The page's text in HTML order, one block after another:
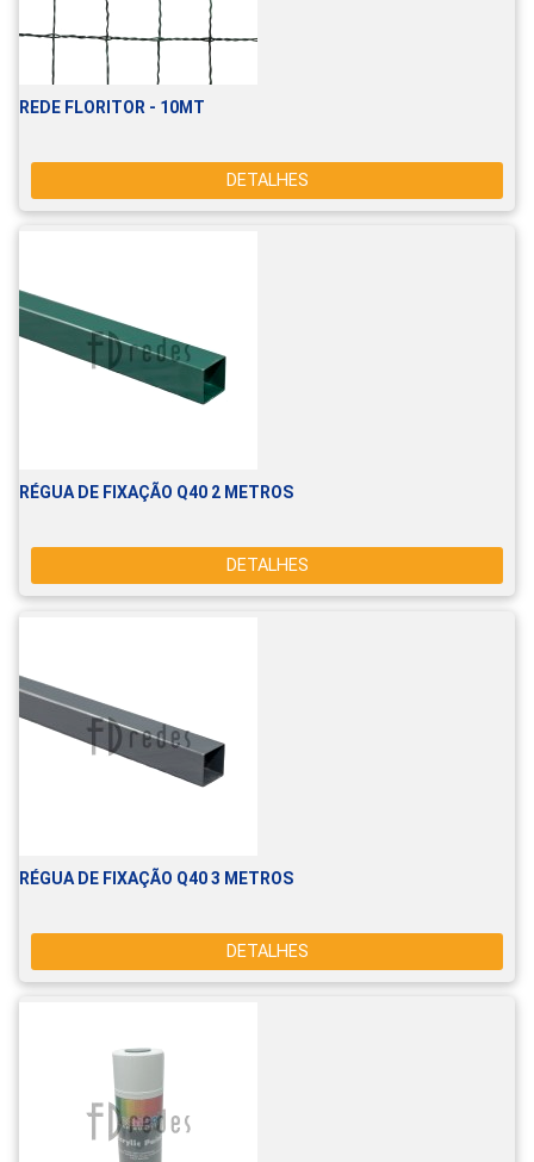
REDE FLORITOR - 10MT
DETALHES
RÉGUA DE FIXAÇÃO Q40 2 METROS
DETALHES
RÉGUA DE FIXAÇÃO Q40 3 METROS
DETALHES